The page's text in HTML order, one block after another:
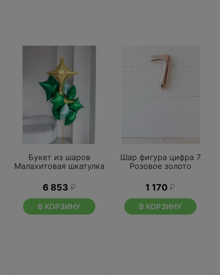
Букет из шаров
Малахитовая шкатулка
6 853 ₽
В КОРЗИНУ
Шар фигура цифра 7
Розовое золото
1 170 ₽
В КОРЗИНУ